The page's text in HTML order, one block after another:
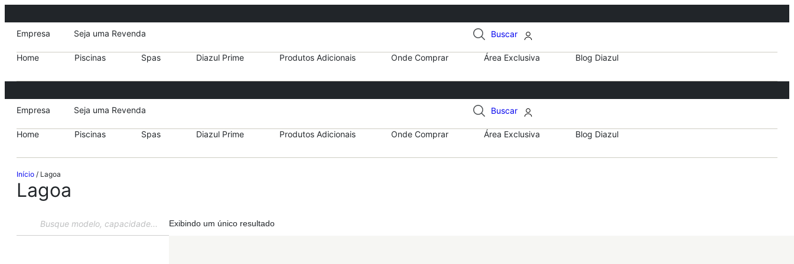
Empresa Seja uma Revenda Buscar
Home Piscinas Spas Diazul Prime Produtos Adicionais Onde Comprar Área Exclusiva Blog Diazul
Empresa Seja uma Revenda Buscar
Home Piscinas Spas Diazul Prime Produtos Adicionais Onde Comprar Área Exclusiva Blog Diazul
Início / Lagoa
Lagoa
Exibindo um único resultado